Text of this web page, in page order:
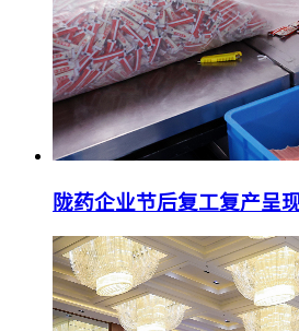
陇药企业节后复工复产呈